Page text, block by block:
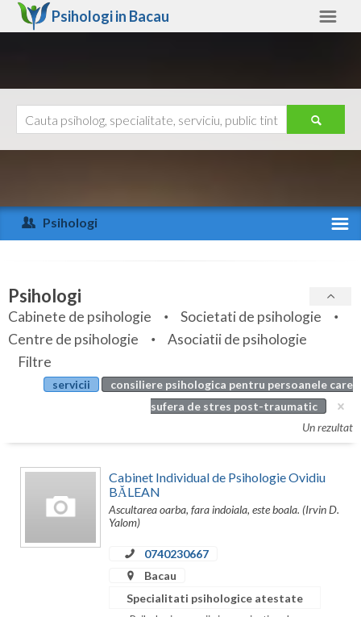
Psihologi in Bacau
Arad
Arges
Bihor
Bistrita-Nasaud
Botosani
Bucuresti
Buzau
Ajutor
Psihologi
Specialitati
Servicii
Articole
Evenimente
Psihologi
Cabinete de psihologie
Societati de psihologie
Centre de psihologie
Asociatii de psihologie
Filtre
servicii
consiliere psihologica pentru persoanele care
sufera de stres post-traumatic
Un rezultat
Cabinet Individual de Psihologie Ovidiu
BĂLEAN
Ascultarea oarba, fara indoiala, este boala. (Irvin D.
Yalom)
0740230667
Bacau
Specialitati psihologice atestate